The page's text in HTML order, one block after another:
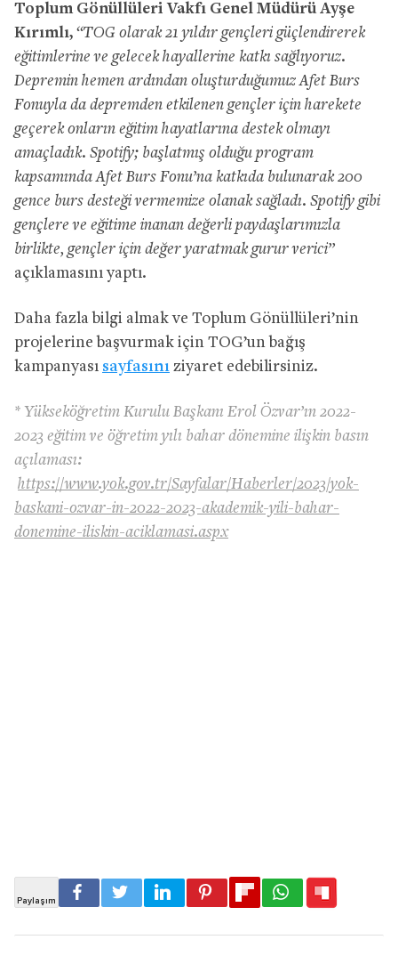
Toplum Gönüllüleri Vakfı Genel Müdürü Ayşe
Kırımlı, “TOG olarak 21 yıldır gençleri güçlendirerek
eğitimlerine ve gelecek hayallerine katkı sağlıyoruz.
Depremin hemen ardından oluşturduğumuz Afet Burs
Fonuyla da depremden etkilenen gençler için harekete
geçerek onların eğitim hayatlarına destek olmayı
amaçladık. Spotify; başlatmış olduğu program
kapsamında Afet Burs Fonu’na katkıda bulunarak 200
gence burs desteği vermemize olanak sağladı. Spotify gibi
gençlere ve eğitime inanan değerli paydaşlarımızla
birlikte, gençler için değer yaratmak gurur verici”
açıklamasını yaptı.
Daha fazla bilgi almak ve Toplum Gönüllüleri’nin
projelerine başvurmak için TOG’un bağış
kampanyası sayfasını ziyaret edebilirsiniz.
* Yükseköğretim Kurulu Başkanı Erol Özvar’ın 2022-
2023 eğitim ve öğretim yılı bahar dönemine ilişkin basın
açılaması:
https://www.yok.gov.tr/Sayfalar/Haberler/2023/yok-
baskani-ozvar-in-2022-2023-akademik-yili-bahar-
donemine-iliskin-aciklamasi.aspx